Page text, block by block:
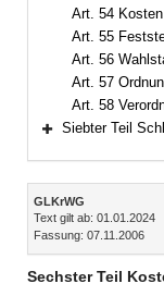
Art. 54 Kosten
Art. 55
Art. 56
Art. 57
Art. 58
Siebter Teil
Inhalt
GLKrWG
Text gilt ab: 01.01.2024
Fassung: 07.11.2006
Sechster Teil